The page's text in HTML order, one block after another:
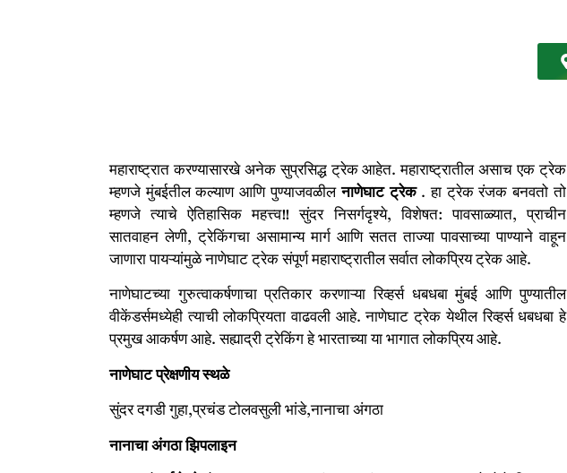
महाराष्ट्रात करण्यासारखे अनेक सुप्रसिद्ध ट्रेक आहेत. महाराष्ट्रातील असाच एक ट्रेक
म्हणजे मुंबईतील कल्याण आणि पुण्याजवळीलनाणेघाटट्रेक. हा ट्रेक रंजक बनवतो तो
म्हणजे त्याचे ऐतिहासिक महत्त्व!! सुंदर निसर्गदृश्ये, विशेषत: पावसाळ्यात, प्राचीन
सातवाहन लेणी, ट्रेकिंगचा असामान्य मार्ग आणि सतत ताज्या पावसाच्या पाण्याने वाहून
जाणारा पायऱ्यांमुळे नाणेघाट ट्रेक संपूर्ण महाराष्ट्रातील सर्वात लोकप्रिय ट्रेक आहे.
नाणेघाटच्या गुरुत्वाकर्षणाचा प्रतिकार करणाऱ्या रिव्हर्स धबधबा मुंबई आणि पुण्यातील
वीकेंडर्समध्येही त्याची लोकप्रियता वाढवली आहे. नाणेघाट ट्रेक येथील रिव्हर्स धबधबा हे
प्रमुख आकर्षण आहे. सह्याद्री ट्रेकिंग हे भारताच्या या भागात लोकप्रिय आहे.
नाणेघाटप्रेक्षणीयस्थळे
सुंदर दगडी गुहा,प्रचंड टोलवसुली भांडे,नानाचा अंगठा
नानाचा अंगठा झिपलाइन